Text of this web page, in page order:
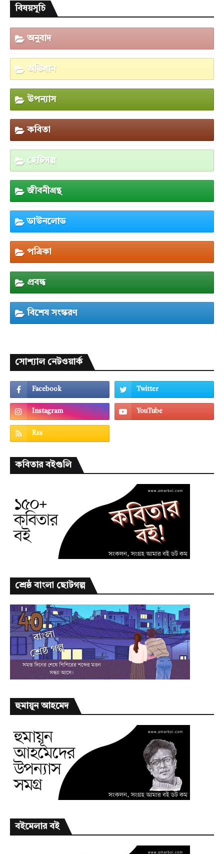
বিষয়সূচি
অনুবাদ
অভিধান
উপন্যাস
কবিতা
ছোটগল্প
জীবনীগ্রন্থ
ডাউনলোড
পত্রিকা
প্রবন্ধ
বিশেষ সংস্করণ
সোশ্যাল নেটওয়ার্ক
কবিতার বইগুলি
শ্রেষ্ঠ বাংলা ছোটগল্প
হুমায়ূন আহমেদ
বইমেলার বই